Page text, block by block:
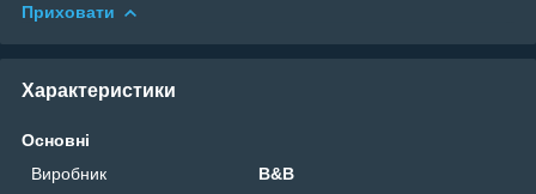
Приховати
Характеристики
Основні
Виробник
B&B